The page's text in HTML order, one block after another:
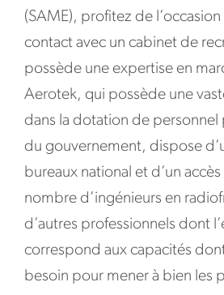
(SAME), profitez de
contact avec un cabinet de
possède une expertise en
Aerotek, qui possède une
dans la dotation de personnel
du gouvernement, dispose
bureaux national et d’un accès
nombre d’ingénieurs en
d’autres professionnels dont
correspond aux capacités
besoin pour mener à bien les